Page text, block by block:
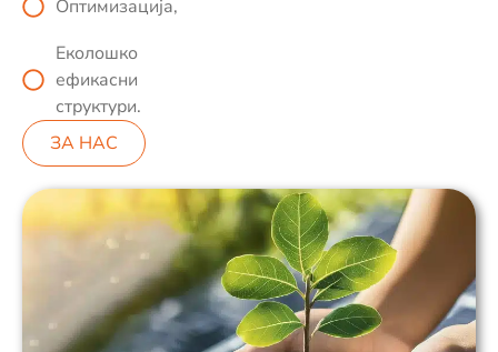
Оптимизација,
Еколошко
ефикасни
структури.
ЗА НАС